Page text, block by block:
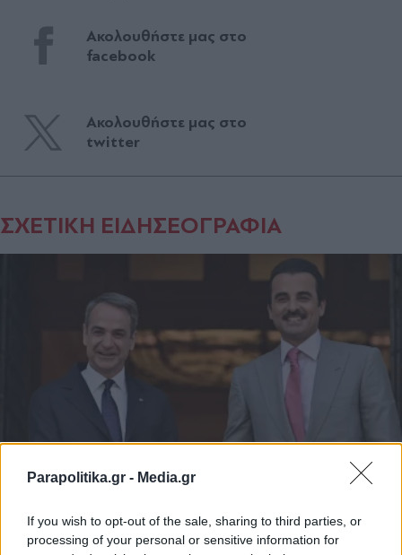
Parapolitika.gr - Media.gr
If you wish to opt-out of the sale, sharing to third parties, or
processing of your personal or sensitive information for
Ακολουθήστε μας στο
facebook
Ακολουθήστε μας στο
twitter
ΣΧΕΤΙΚΗ ΕΙΔΗΣΕΟΓΡΑΦΙΑ
ΠΟΛΙΤΙΚΗ
30.04.2026 06:16
ΧΡΥΣΑ ΜΑΚΡΗ